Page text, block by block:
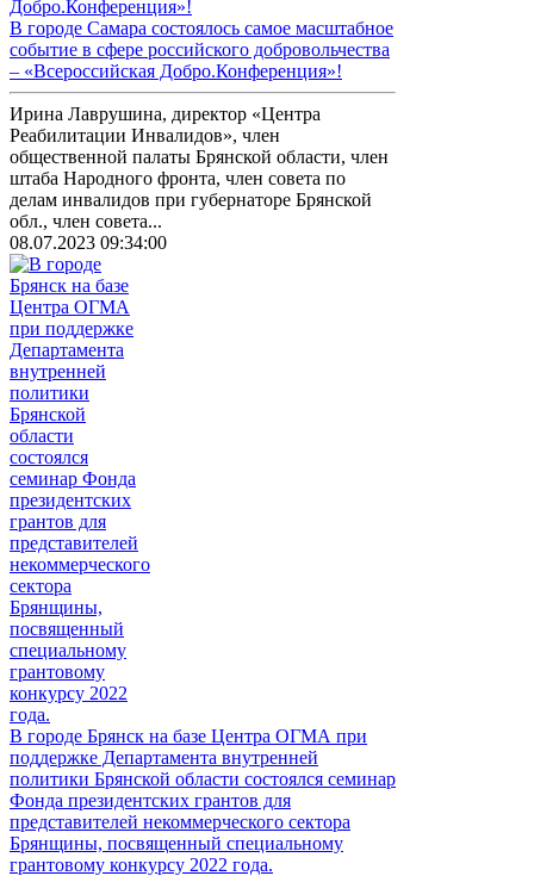
В городе Самара состоялось самое масштабное
событие в сфере российского добровольчества
– «Всероссийская Добро.Конференция»!
Ирина Лаврушина, директор «Центра
Реабилитации Инвалидов», член
общественной палаты Брянской области, член
штаба Народного фронта, член совета по
делам инвалидов при губернаторе Брянской
обл., член совета...
08.07.2023 09:34:00
В городе Брянск на базе Центра ОГМА при
поддержке Департамента внутренней
политики Брянской области состоялся семинар
Фонда президентских грантов для
представителей некоммерческого сектора
Брянщины, посвященный специальному
грантовому конкурсу 2022 года.